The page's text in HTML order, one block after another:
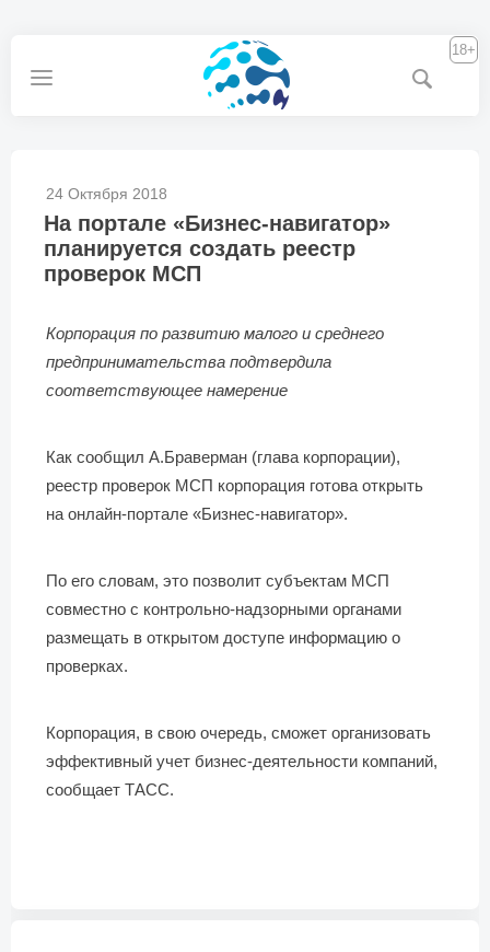
18+
24 Октября 2018
На портале «Бизнес-навигатор»
планируется создать реестр
проверок МСП
Корпорация по развитию малого и среднего
предпринимательства подтвердила
соответствующее намерение
Как сообщил А.Браверман (глава корпорации),
реестр проверок МСП корпорация готова открыть
на онлайн-портале «Бизнес-навигатор».
По его словам, это позволит субъектам МСП
совместно с контрольно-надзорными органами
размещать в открытом доступе информацию о
проверках.
Корпорация, в свою очередь, сможет организовать
эффективный учет бизнес-деятельности компаний,
сообщает ТАСС.